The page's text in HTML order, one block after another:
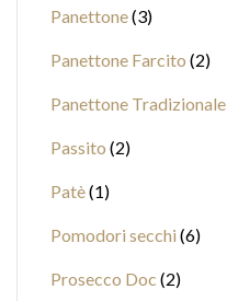
Panettone 3
Panettone Farcito 2
Panettone Tradizionale
Passito 2
Patè 1
Pomodori secchi 6
Prosecco Doc 2